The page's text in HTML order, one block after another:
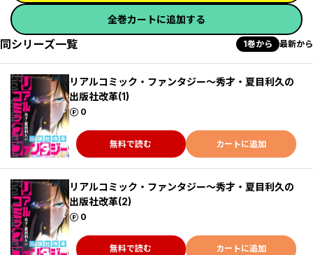
全巻カートに追加する
同シリーズ一覧 1巻から 最新から
リアルコミック・ファンタジー～秀才・夏目利久の
出版社改革(1)
0
ポイント
無料で読む カートに追加
リアルコミック・ファンタジー～秀才・夏目利久の
出版社改革(2)
0
ポイント
無料で読む カートに追加